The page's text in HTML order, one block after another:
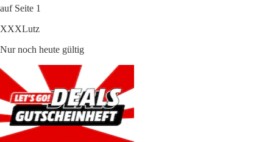
auf Seite 1
XXXLutz
Nur noch heute gültig